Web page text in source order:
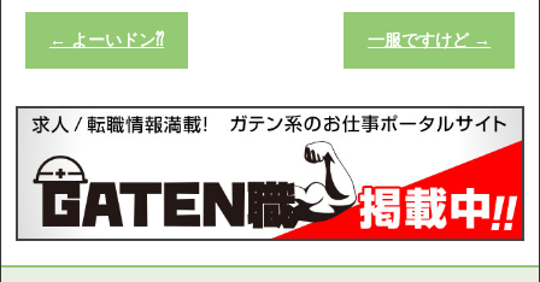
← よーいドン⁇ 一服ですけど →